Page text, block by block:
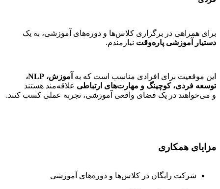
برای همراهی در برگزاری کلاس‌ها و دوره‌های آموزشی، به یک
دستیار آموزشی پاره‌وقت نیازمندم.
این موقعیت برای افرادی مناسب است که به
آموزش، NLP،
توسعه فردی، کوچینگ و مهارت‌های ارتباطی علاقه‌مند هستند
و می‌خواهند در یک فضای واقعی آموزشی، تجربه عملی کسب کنند.
مزایای همکاری
شرکت رایگان در کلاس‌ها و دوره‌های آموزشی